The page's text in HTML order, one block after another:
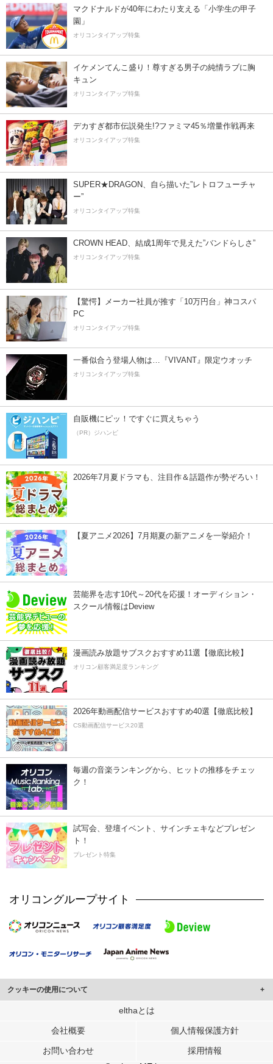
マクドナルドが40年にわたり支える「小学生の甲子
園」
オリコンタイアップ特集
イケメンてんこ盛り！尊すぎる男子の純情ラブに胸
キュン
オリコンタイアップ特集
デカすぎ都市伝説発生!?ファミマ45％増量作戦再来
オリコンタイアップ特集
SUPER★DRAGON、自ら描いた”レトロフューチャ
ー”
オリコンタイアップ特集
CROWN HEAD、結成1周年で見えた”バンドらしさ”
オリコンタイアップ特集
【驚愕】メーカー社員が推す「10万円台」神コスパ
PC
オリコンタイアップ特集
一番似合う登場人物は…『VIVANT』限定ウオッチ
オリコンタイアップ特集
自販機にピッ！ですぐに買えちゃう
（PR）ジハンピ
2026年7月夏ドラマも、注目作＆話題作が勢ぞろい！
【夏アニメ2026】7月期夏の新アニメを一挙紹介！
芸能界を志す10代～20代を応援！オーディション・
スクール情報はDeview
漫画読み放題サブスクおすすめ11選【徹底比較】
オリコン顧客満足度ランキング
2026年動画配信サービスおすすめ40選【徹底比較】
CS動画配信サービス20選
毎週の音楽ランキングから、ヒットの推移をチェッ
ク！
試写会、登壇イベント、サインチェキなどプレゼン
ト！
プレゼント特集
オリコングループサイト
クッキーの使用について
このサイトでは Cookie を使用して、ユーザーに合わせたコンテンツや広告の
行っています。
メディアや広告配信、データ解析の各パートナーに提供しています。
各パートナーは、この情報とユーザーが各パートナーに提供した他の情報や、
elthaとは
会社概要 個人情報保護方針
お問い合わせ
採用情報